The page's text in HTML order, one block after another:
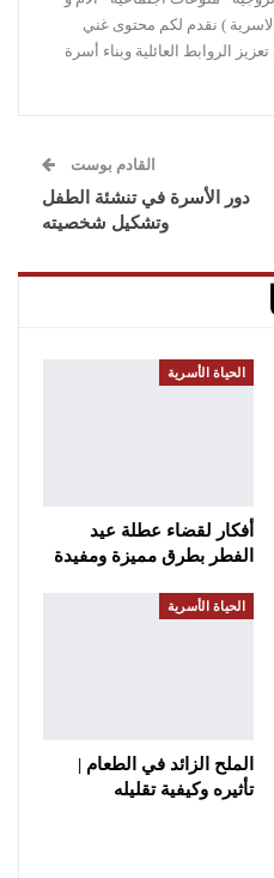
) نقدم لكم محتوى غني
الروابط العائلية وبناء أسرة
القادم بوست
دور الأسرة في تنشئة الطفل
وتشكيل شخصيته
الحياة الأسرية
أفكار لقضاء عطلة عيد
الفطر بطرق مميزة ومفيدة
الحياة الأسرية
الملح الزائد في الطعام |
تأثيره وكيفية تقليله